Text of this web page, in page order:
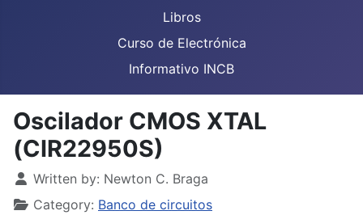
Libros
Curso de Electrónica
Informativo INCB
Oscilador CMOS XTAL
(CIR22950S)
Details
Written by: Newton C. Braga
Category: Banco de circuitos